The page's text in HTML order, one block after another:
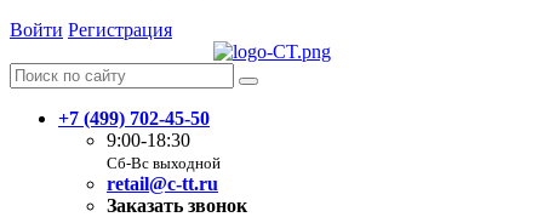
Войти Регистрация
+7 (499) 702-45-50
9:00-18:30
Сб-Вс выходной
retail@c-tt.ru
Заказать звонок